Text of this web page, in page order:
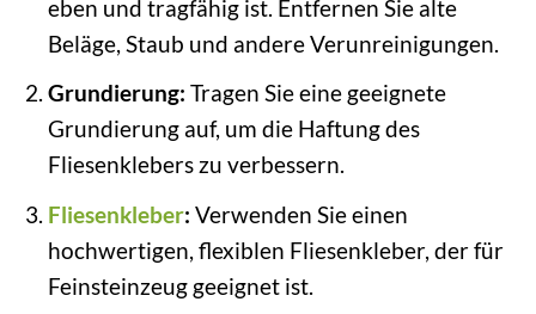
eben und tragfähig ist. Entfernen Sie alte
Beläge, Staub und andere Verunreinigungen.
Grundierung: Tragen Sie eine geeignete
Grundierung auf, um die Haftung des
Fliesenklebers zu verbessern.
Fliesenkleber: Verwenden Sie einen
hochwertigen, flexiblen Fliesenkleber, der für
Feinsteinzeug geeignet ist.